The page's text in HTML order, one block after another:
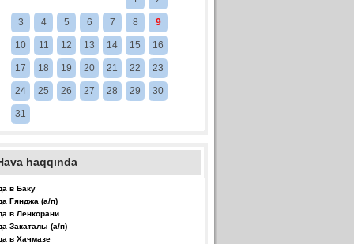
3 4 5 6 7 8 9
10 11 12 13 14 15 16
17 18 19 20 21 22 23
24 25 26 27 28 29 30
31
haqqında
в Баку
Гянджа (а/п)
в Ленкорани
Закаталы (а/п)
в Хачмазе